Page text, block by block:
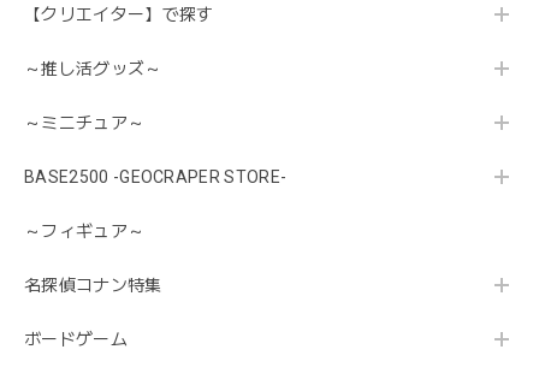
【クリエイター】で探す
～推し活グッズ～
～ミニチュア～
BASE2500 -GEOCRAPER STORE-
～フィギュア～
名探偵コナン特集
ボードゲーム